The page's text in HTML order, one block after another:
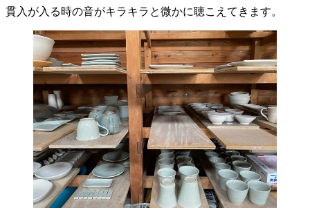
貫入が入る時の音がキラキラと微かに聴こえてきます。